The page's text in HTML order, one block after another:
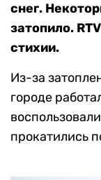
снег.
затопило.
стихии.
Из-за
городе
прокатились